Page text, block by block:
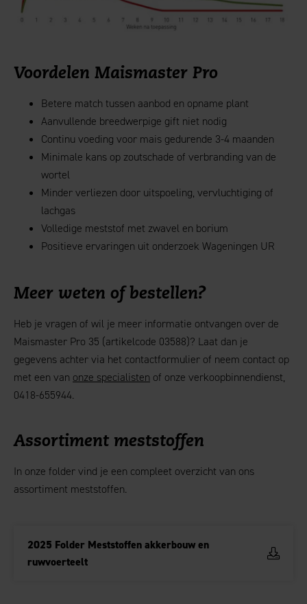
Voordelen Maismaster Pro
Betere match tussen aanbod en opname plant
Aanvullende breedwerpige gift niet nodig
Continu voeding voor mais gedurende 3-4 maanden
Minimale kans op zoutschade of verbranding van de
wortel
Minder verliezen door uitspoeling, vervluchtiging of
lachgas
Volledige meststof met zwavel en borium
Positieve ervaringen uit onderzoek Wageningen UR
Meer weten of bestellen?
Heb je vragen of wil je meer informatie ontvangen over de
Maismaster Pro 35 (artikelcode 03588)? Laat dan je
gegevens achter via het contactformulier of neem contact op
met een van onze specialisten of onze verkoopbinnendienst,
0418-655944.
Assortiment meststoffen
In onze folder vind je een compleet overzicht van ons
assortiment meststoffen.
2025 Folder Meststoffen akkerbouw en
ruwvoerteelt